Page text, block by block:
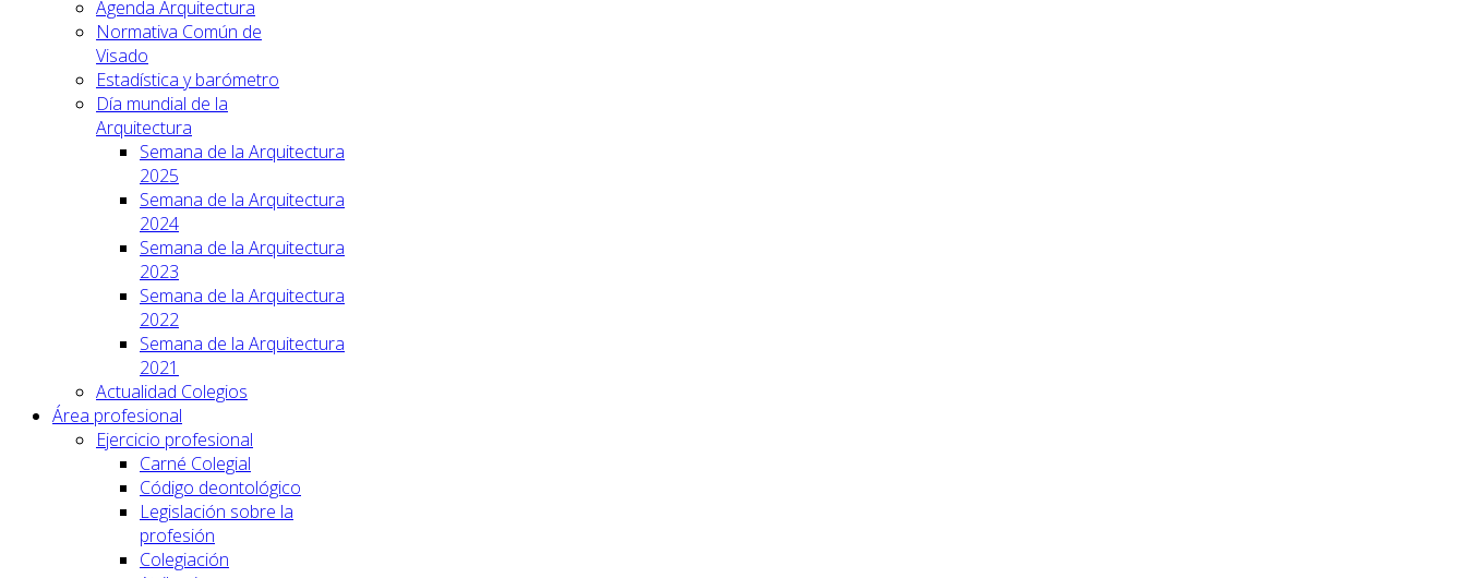
Agenda Arquitectura
Normativa Común de
Visado
Estadística y barómetro
Día mundial de la
Arquitectura
Semana de la Arquitectura
2025
Semana de la Arquitectura
2024
Semana de la Arquitectura
2023
Semana de la Arquitectura
2022
Semana de la Arquitectura
2021
Actualidad Colegios
Área profesional
Ejercicio profesional
Carné Colegial
Código deontológico
Legislación sobre la
profesión
Colegiación